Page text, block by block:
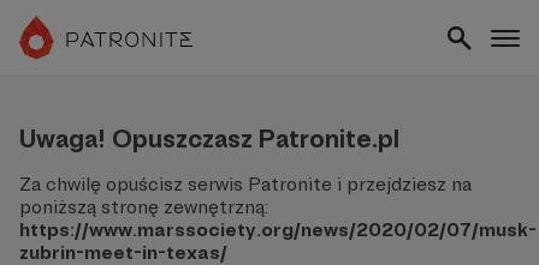
Uwaga! Opuszczasz Patronite.pl
Za chwilę opuścisz serwis Patronite i przejdziesz na
poniższą stronę zewnętrzną:
https://www.marssociety.org/news/2020/02/07/musk-
zubrin-meet-in-texas/